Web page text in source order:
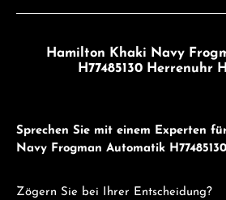
Hamilton Khaki Navy
H77485130 Herrenuhr
Sprechen Sie mit einem Experten
Navy Frogman Automatik
Zögern Sie bei Ihrer Entscheidung?